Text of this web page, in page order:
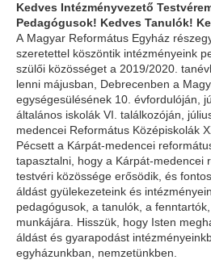
Kedves Intézményvezető
Pedagógusok! Kedves Tanulók!
A Magyar Református Egyház
szeretettel köszöntik intézményeink
szülői közösséget a 2019/2020.
lenni májusban, Debrecenben a
egységesülésének 10. évfordulóján,
általános iskolák VI. találkozóján,
medencei Református Középiskolák
Pécsett a Kárpát-medencei
tapasztalni, hogy a Kárpát-medencei
testvéri közössége erősödik, és
áldást gyülekezeteink és
pedagógusok, a tanulók, a
munkájára. Hisszük, hogy Isten
áldást és gyarapodást
egyházunkban, nemzetünkben.